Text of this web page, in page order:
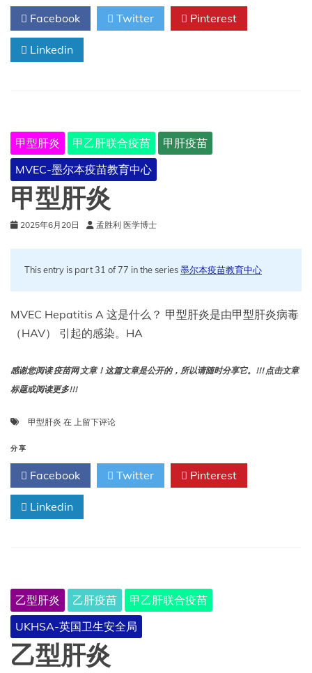
炎
Facebook Twitter Pinterest
Linkedin
甲型肝炎 甲乙肝联合疫苗
甲肝疫苗
MVEC-墨尔本疫苗教育中心
甲型肝炎
2025年6月20日 孟胜利 医学博士
This entry is part 31 of 77 in the series墨尔本疫苗教育中心
MVEC Hepatitis A 这是什么？ 甲型肝炎是由甲型肝炎病毒
（HAV） 引起的感染。HA
感谢您阅读 疫苗网 文章！这篇文章是公开的，所以请随时分享它。!!! 点击文章
标题或阅读更多!!!
甲型肝炎 在 甲
炎
上留下评论
分享
Facebook Twitter Pinterest
Linkedin
乙型肝炎 乙肝疫苗
甲乙肝联合疫苗
UKHSA-英国卫生安全局
乙型肝炎